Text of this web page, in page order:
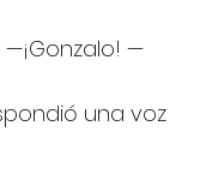
—
una voz